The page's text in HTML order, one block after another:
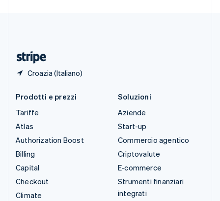
Croazia (Italiano)
Prodotti e prezzi
Tariffe
Atlas
Authorization Boost
Billing
Capital
Checkout
Climate
Soluzioni
Aziende
Start-up
Commercio agentico
Criptovalute
E-commerce
Strumenti finanziari
integrati